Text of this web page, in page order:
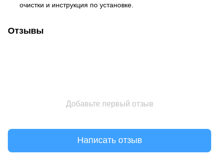
очистки и инструкция по установке.
Отзывы
Добавьте первый отзыв
Написать отзыв